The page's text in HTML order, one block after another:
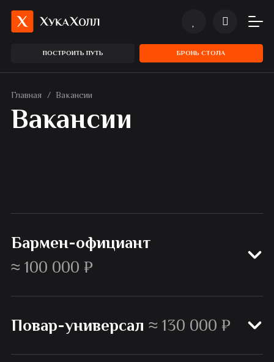
ПОСТРОИТЬ ПУТЬ БРОНЬ СТОЛА
Главная / Вакансии
Вакансии
Бармен-официант
≈ 100 000 ₽
Повар-универсал ≈ 130 000 ₽